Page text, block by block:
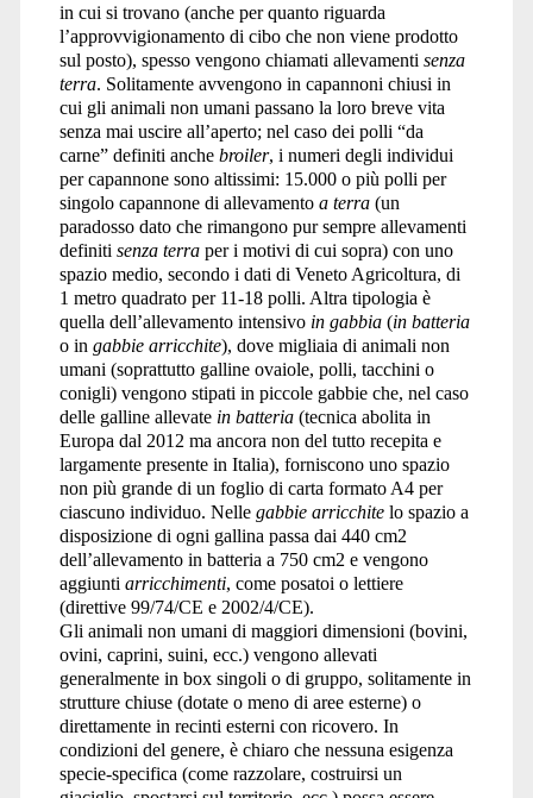
in cui si trovano (anche per quanto riguarda
l’approvvigionamento di cibo che non viene prodotto
sul posto), spesso vengono chiamati allevamenti senza
terra. Solitamente avvengono in capannoni chiusi in
cui gli animali non umani passano la loro breve vita
senza mai uscire all’aperto; nel caso dei polli “da
carne” definiti anche broiler, i numeri degli individui
per capannone sono altissimi: 15.000 o più polli per
singolo capannone di allevamento a terra(un
paradosso dato che rimangono pur sempre allevamenti
definiti senza terraper i motivi di cui sopra) con uno
spazio medio, secondo i dati di Veneto Agricoltura, di
1 metro quadrato per 11-18 polli. Altra tipologia è
quella dell’allevamento intensivo in gabbia(in batteria
o in gabbie arricchite), dove migliaia di animali non
umani (soprattutto galline ovaiole, polli, tacchini o
conigli) vengono stipati in piccole gabbie che, nel caso
delle galline allevate in batteria(tecnica abolita in
Europa dal 2012 ma ancora non del tutto recepita e
largamente presente in Italia), forniscono uno spazio
non più grande di un foglio di carta formato A4 per
ciascuno individuo. Nelle gabbie arricchitelo spazio a
disposizione di ogni gallina passa dai 440 cm2
dell’allevamento in batteria a 750 cm2 e vengono
aggiunti arricchimenti, come posatoi o lettiere
(direttive 99/74/CE e 2002/4/CE).
Gli animali non umani di maggiori dimensioni (bovini,
ovini, caprini, suini, ecc.) vengono allevati
generalmente in box singoli o di gruppo, solitamente in
strutture chiuse (dotate o meno di aree esterne) o
direttamente in recinti esterni con ricovero. In
condizioni del genere, è chiaro che nessuna esigenza
specie-specifica (come razzolare, costruirsi un